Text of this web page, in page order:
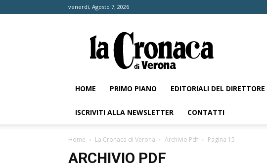
venerdì, Agosto 7, 2026
Cronaca
di
Verona
HOME PRIMO PIANO EDITORIALI DEL DIRETTORE
ISCRIVITI ALLA NEWSLETTER CONTATTI
Home La Cronaca di Verona Archivio Pdf Pagina 15
ARCHIVIO PDF